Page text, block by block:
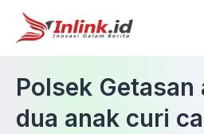
Polsek Getasan
dua anak curi